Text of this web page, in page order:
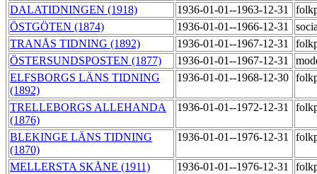
DALATIDNINGEN (1918) 1936-01-01--1963-12-31
ÖSTGÖTEN (1874)
1936-01-01--1966-12-31
TRANÅS TIDNING (1892)
1936-01-01--1967-12-31
ÖSTERSUNDSPOSTEN (1877)
1936-01-01--1967-12-31
ELFSBORGS LÄNS TIDNING
(1892)
1936-01-01--1968-12-30
TRELLEBORGS ALLEHANDA
(1876)
1936-01-01--1972-12-31
BLEKINGE LÄNS TIDNING
(1870)
1936-01-01--1976-12-31
MELLERSTA SKÅNE (1911) 1936-01-01--1976-12-31